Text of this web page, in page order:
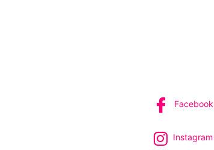
Facebook
Instagram